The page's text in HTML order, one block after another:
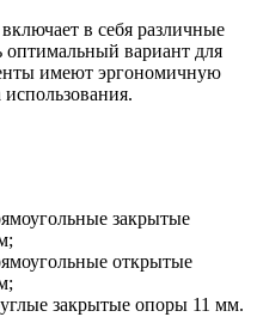
в себя различные
оптимальный вариант для
имеют эргономичную
закрытые
открытые
закрытые опоры 11 мм.